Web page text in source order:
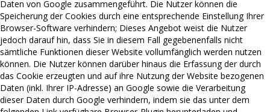
Daten von Google zusammengeführt. Die Nutzer können die
Speicherung der Cookies durch eine entsprechende Einstellung Ihrer
Browser-Software verhindern; Dieses Angebot weist die Nutzer
jedoch darauf hin, dass Sie in diesem Fall gegebenenfalls nicht
sämtliche Funktionen dieser Website vollumfänglich werden nutzen
können. Die Nutzer können darüber hinaus die Erfassung der durch
das Cookie erzeugten und auf ihre Nutzung der Website bezogenen
Daten (inkl. Ihrer IP-Adresse) an Google sowie die Verarbeitung
dieser Daten durch Google verhindern, indem sie das unter dem